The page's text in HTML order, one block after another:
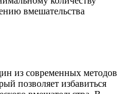
вмешательства
из современных методов
позволяет избавиться